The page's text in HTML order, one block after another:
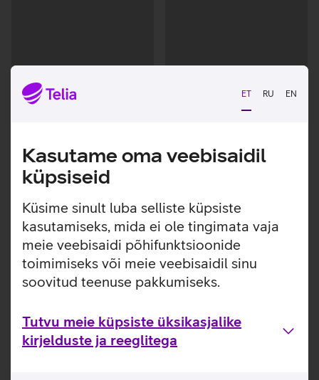
ET RU EN
Kasutame oma veebisaidil
küpsiseid
Küsime sinult luba selliste küpsiste
kasutamiseks, mida ei ole tingimata vaja
meie veebisaidi põhifunktsioonide
toimimiseks või meie veebisaidil sinu
soovitud teenuse pakkumiseks.
Tutvu meie küpsiste üksikasjalike
kirjelduste ja reeglitega
Andmete
laadimine